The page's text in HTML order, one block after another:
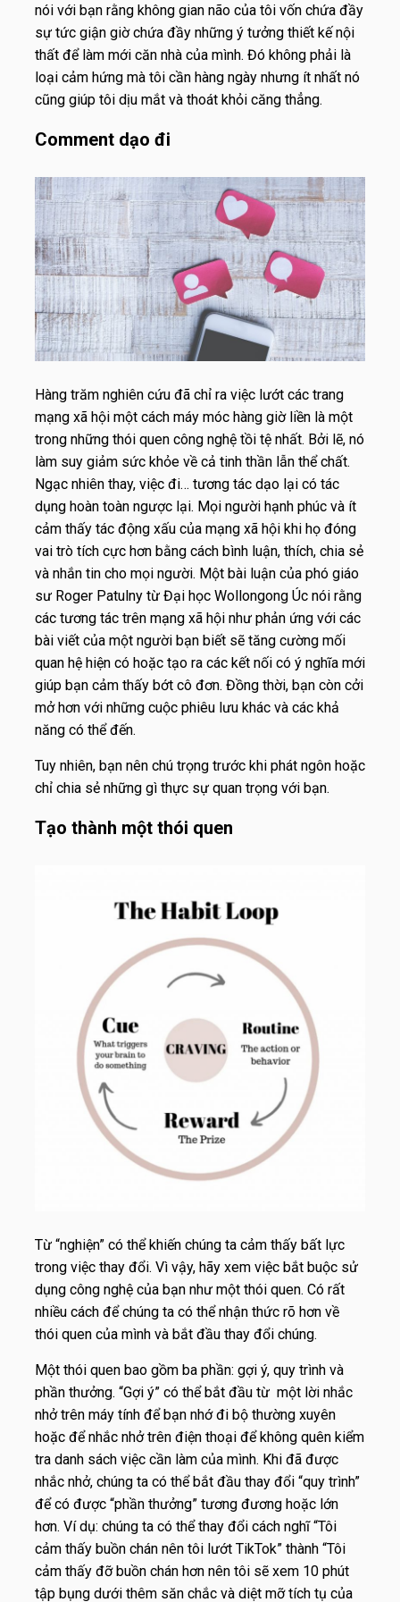
nói với bạn rằng không gian não của tôi vốn chứa đầy
sự tức giận giờ chứa đầy những ý tưởng thiết kế nội
thất để làm mới căn nhà của mình. Đó không phải là
loại cảm hứng mà tôi cần hàng ngày nhưng ít nhất nó
cũng giúp tôi dịu mắt và thoát khỏi căng thẳng.
Comment dạo đi
Hàng trăm nghiên cứu đã chỉ ra việc lướt các trang
mạng xã hội một cách máy móc hàng giờ liền là một
trong những thói quen công nghệ tồi tệ nhất. Bởi lẽ, nó
làm suy giảm sức khỏe về cả tinh thần lẫn thể chất.
Ngạc nhiên thay, việc đi… tương tác dạo lại có tác
dụng hoàn toàn ngược lại. Mọi người hạnh phúc và ít
cảm thấy tác động xấu của mạng xã hội khi họ đóng
vai trò tích cực hơn bằng cách bình luận, thích, chia sẻ
và nhắn tin cho mọi người. Một bài luận của phó giáo
sư Roger Patulny từ Đại học Wollongong Úc nói rằng
các tương tác trên mạng xã hội như phản ứng với các
bài viết của một người bạn biết sẽ tăng cường mối
quan hệ hiện có hoặc tạo ra các kết nối có ý nghĩa mới
giúp bạn cảm thấy bớt cô đơn. Đồng thời, bạn còn cởi
mở hơn với những cuộc phiêu lưu khác và các khả
năng có thể đến.
Tuy nhiên, bạn nên chú trọng trước khi phát ngôn hoặc
chỉ chia sẻ những gì thực sự quan trọng với bạn.
Tạo thành một thói quen
Từ “nghiện” có thể khiến chúng ta cảm thấy bất lực
trong việc thay đổi. Vì vậy, hãy xem việc bắt buộc sử
dụng công nghệ của bạn như một thói quen. Có rất
nhiều cách để chúng ta có thể nhận thức rõ hơn về
thói quen của mình và bắt đầu thay đổi chúng.
Một thói quen bao gồm ba phần: gợi ý, quy trình và
phần thưởng. “Gợi ý” có thể bắt đầu từ một lời nhắc
nhở trên máy tính để bạn nhớ đi bộ thường xuyên
hoặc để nhắc nhở trên điện thoại để không quên kiểm
tra danh sách việc cần làm của mình. Khi đã được
nhắc nhở, chúng ta có thể bắt đầu thay đổi “quy trình”
để có được “phần thưởng” tương đương hoặc lớn
hơn. Ví dụ: chúng ta có thể thay đổi cách nghĩ “Tôi
cảm thấy buồn chán nên tôi lướt TikTok” thành “Tôi
cảm thấy đỡ buồn chán hơn nên tôi sẽ xem 10 phút
tập bụng dưới thêm săn chắc và diệt mỡ tích tụ của